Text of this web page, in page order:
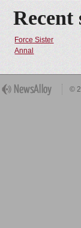
Recent
Force Sister
Annal
©